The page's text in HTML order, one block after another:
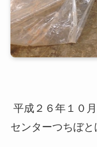
平成２６年１０
センターつちぼと